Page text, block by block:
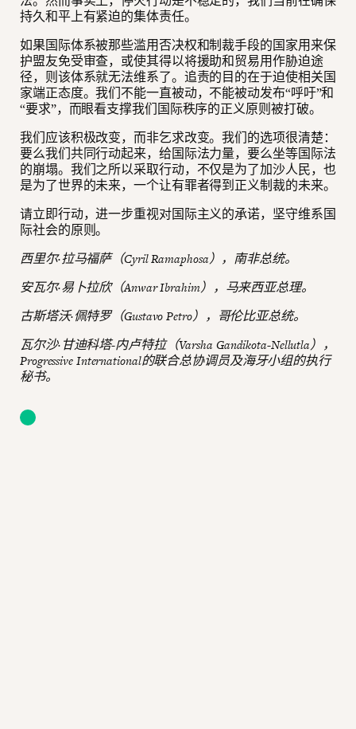
持久和平上有紧迫的集体责任。
如果国际体系被那些滥用否决权和制裁手段的国家用来保
护盟友免受审查，或使其得以将援助和贸易用作胁迫途
径，则该体系就无法维系了。追责的目的在于迫使相关国
家端正态度。我们不能一直被动，不能被动发布“呼吁”和
“要求”，而眼看支撑我们国际秩序的正义原则被打破。
我们应该积极改变，而非乞求改变。我们的选项很清楚：
要么我们共同行动起来，给国际法力量，要么坐等国际法
的崩塌。我们之所以采取行动，不仅是为了加沙人民，也
是为了世界的未来，一个让有罪者得到正义制裁的未来。
请立即行动，进一步重视对国际主义的承诺，坚守维系国
际社会的原则。
西里尔·拉马福萨（Cyril Ramaphosa），南非总统。
安瓦尔·易卜拉欣（Anwar Ibrahim），马来西亚总理。
古斯塔沃·佩特罗（Gustavo Petro），哥伦比亚总统。
瓦尔沙·甘迪科塔-内卢特拉（Varsha Gandikota-Nellutla），
Progressive International的联合总协调员及海牙小组的执行
秘书。